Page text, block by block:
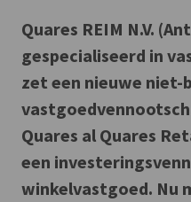
Quares REIM N.V.
gespecialiseerd in
zet een nieuwe niet-
Quares al Quares
een
winkelvastgoed. Nu